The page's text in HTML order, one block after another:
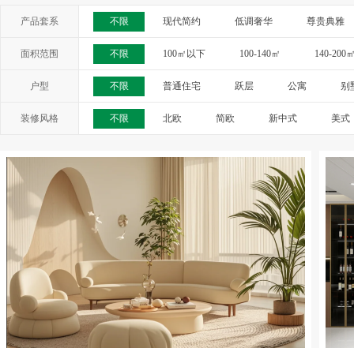
产品套系 不限 现代简约 低调奢华 尊贵典雅
面积范围 不限 100㎡以下 100-140㎡ 140-200
户型 不限 普通住宅 跃层 公寓 别
装修风格 不限 北欧 简欧 新中式 美式